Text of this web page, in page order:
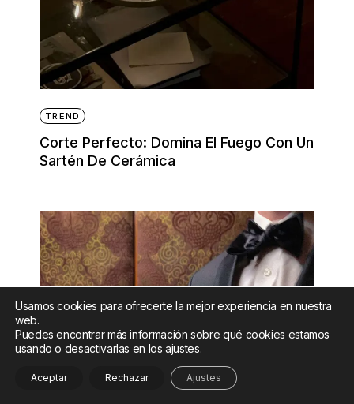
TREND
Corte Perfecto: Domina El Fuego Con Un
Sartén De Cerámica
Usamos cookies para ofrecerte la mejor experiencia en nuestra
web.
Puedes encontrar más información sobre qué cookies estamos
usando o desactivarlas en losajustes.
Aceptar Rechazar Ajustes